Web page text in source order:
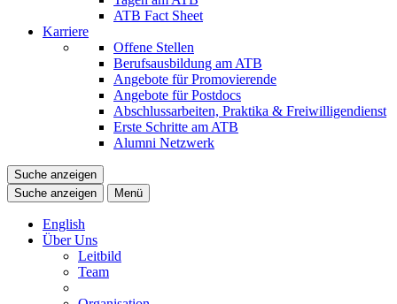
ATB Fact Sheet
Karriere
Offene Stellen
Berufsausbildung am ATB
Angebote für Promovierende
Angebote für Postdocs
Abschlussarbeiten, Praktika & Freiwilligendienst
Erste Schritte am ATB
Alumni Netzwerk
Suche anzeigen
Suche anzeigen
Menü
English
Über Uns
Leitbild
Team